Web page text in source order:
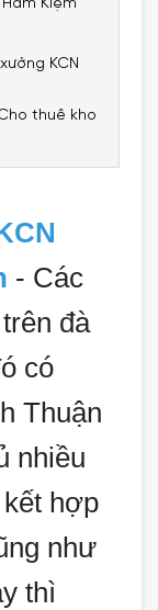
Kiệm
KCN
thuê kho
- Các
đà
có
Thuận
nhiều
hợp
như
thì